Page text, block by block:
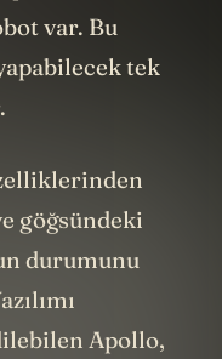
var. Bu
tek
göğsündeki
durumunu